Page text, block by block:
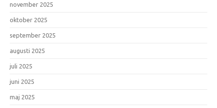
november 2025
oktober 2025
september 2025
augusti 2025
juli 2025
juni 2025
maj 2025